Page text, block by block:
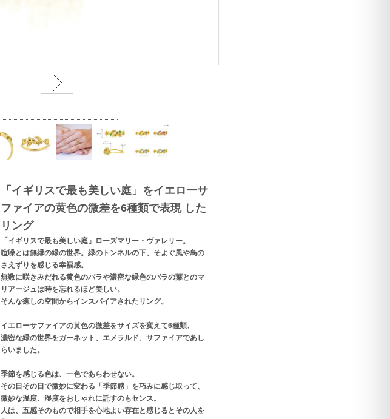
「イギリスで最も美しい庭」をイエローサ
ファイアの黄色の微差を6種類で表現 した
リング
「イギリスで最も美しい庭」ローズマリー・ヴァレリー。
喧噪とは無縁の緑の世界。緑のトンネルの下、そよぐ風や鳥の
さえずりを感じる幸福感。
無数に咲きみだれる黄色のバラや濃密な緑色のバラの葉とのマ
リアージュは時を忘れるほど美しい。
そんな癒しの空間からインスパイアされたリング。
イエローサファイアの黄色の微差をサイズを変えて6種類、
濃密な緑の世界をガーネット、エメラルド、サファイアであし
らいました。
季節を感じる色は、一色であらわせない。
その日その日で微妙に変わる「季節感」を巧みに感じ取って、
微妙な温度、湿度をおしゃれに託すのもセンス。
人は、五感そのもので相手を心地よい存在と感じるとその人を